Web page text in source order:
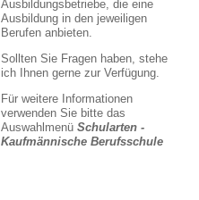
Ausbildungsbetriebe, die eine
Ausbildung in den jeweiligen
Berufen anbieten.
Sollten Sie Fragen haben, stehe
ich Ihnen gerne zur Verfügung.
Für weitere Informationen
verwenden Sie bitte das
Auswahlmenü Schularten -
Kaufmännische Berufsschule